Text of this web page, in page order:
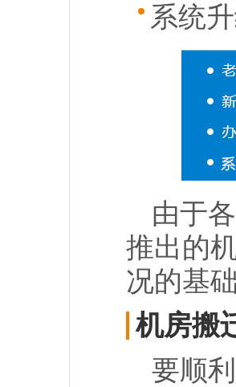
系统
由于
推出的
况的基
机房搬
要顺